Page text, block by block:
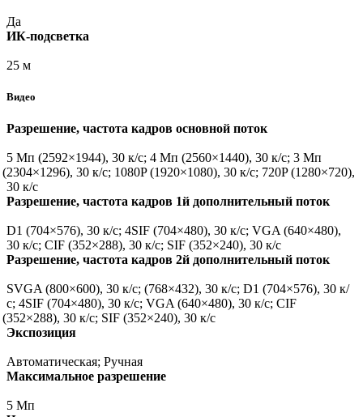
Да
ИК-подсветка
25 м
Видео
Разрешение, частота кадров основной поток
5 Мп (2592×1944), 30 к/с; 4 Мп (2560×1440), 30 к/с; 3 Mп
(2304×1296), 30 к/с; 1080P (1920×1080), 30 к/с; 720P (1280×720),
30 к/с
Разрешение, частота кадров 1й дополнительный поток
D1 (704×576), 30 к/с; 4SIF (704×480), 30 к/с; VGA (640×480),
30 к/с; CIF (352×288), 30 к/с; SIF (352×240), 30 к/с
Разрешение, частота кадров 2й дополнительный поток
SVGA (800×600), 30 к/с; (768×432), 30 к/с; D1 (704×576), 30 к/
с; 4SIF (704×480), 30 к/с; VGA (640×480), 30 к/с; CIF
(352×288), 30 к/с; SIF (352×240), 30 к/с
Экспозиция
Автоматическая; Ручная
Максимальное разрешение
5 Мп